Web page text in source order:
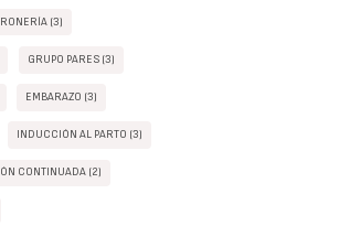
(3)
GRUPO PARES (3)
EMBARAZO (3)
INDUCCIÓN AL PARTO (3)
CONTINUADA (2)